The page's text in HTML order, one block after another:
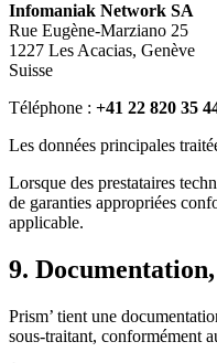
Infomaniak Network SA
Rue Eugène-Marziano 25
1227 Les Acacias, Genève
Suisse
Téléphone : +41 22 820 35
Les données principales
Lorsque des prestataires
de garanties appropriées
applicable.
9.
Prism’ tient une
sous-traitant, conformément